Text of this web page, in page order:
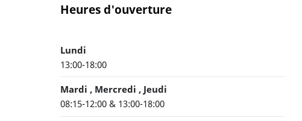
Heures d'ouverture
Lundi
13:00-18:00
Mardi , Mercredi , Jeudi
08:15-12:00 & 13:00-18:00